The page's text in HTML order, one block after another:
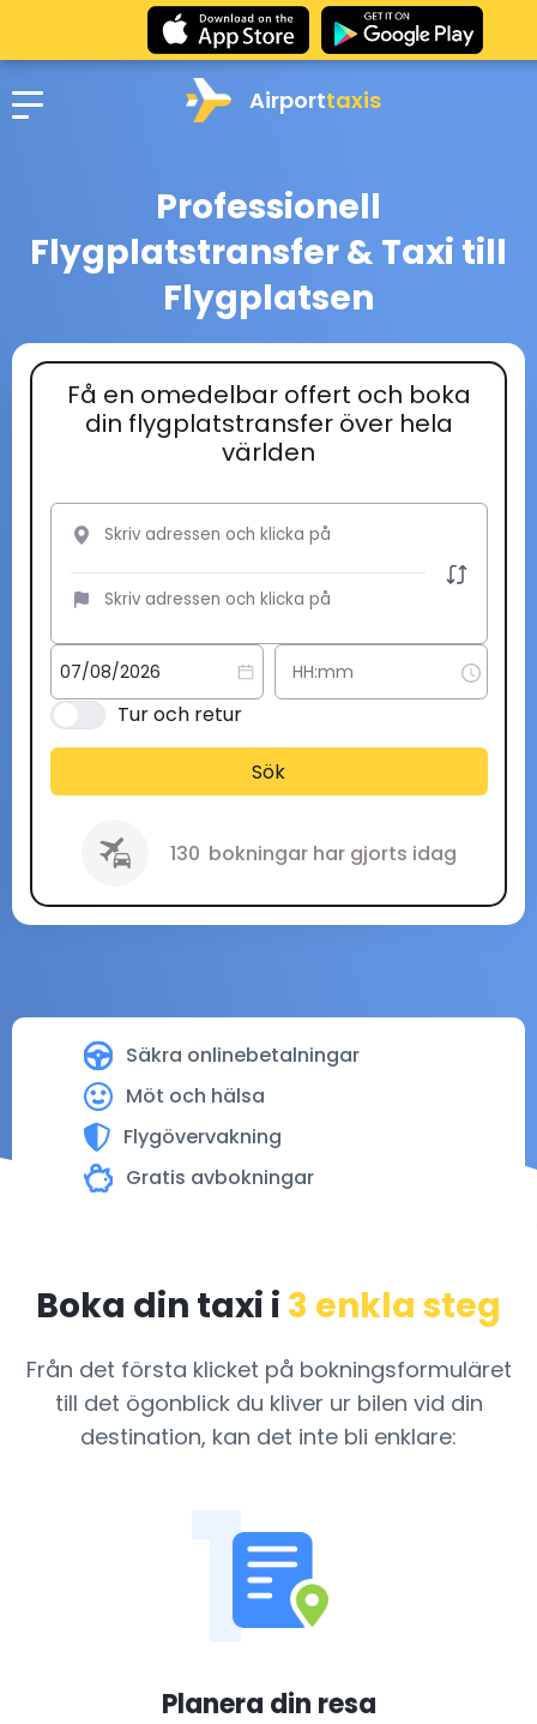
Airporttaxis
Professionell
Flygplatstransfer & Taxi till
Flygplatsen
Säkra onlinebetalningar
Möt och hälsa
Flygövervakning
Gratis avbokningar
Få en omedelbar offert och boka
din flygplatstransfer över hela
världen
Tur och retur
Sök
130 bokningar har gjorts idag
Boka din taxi i 3 enkla steg
Från det första klicket på bokningsformuläret
till det ögonblick du kliver ur bilen vid din
destination, kan det inte bli enklare:
1
Planera din resa